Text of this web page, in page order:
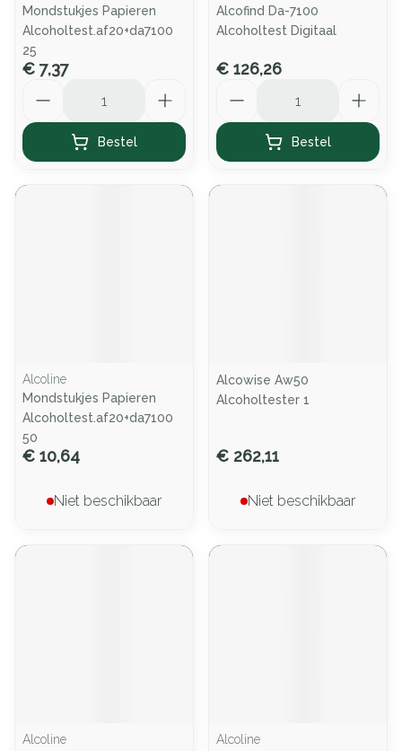
Mondstukjes Papieren
Alcoholtest.af20+da7100
25
€ 7,37
Bestel
Alcofind Da-7100
Alcoholtest Digitaal
€ 126,26
Bestel
Alcoline
Mondstukjes Papieren
Alcoholtest.af20+da7100
50
€ 10,64
Niet beschikbaar
Alcowise Aw50
Alcoholtester 1
€ 262,11
Niet beschikbaar
Alcoline Alcoline